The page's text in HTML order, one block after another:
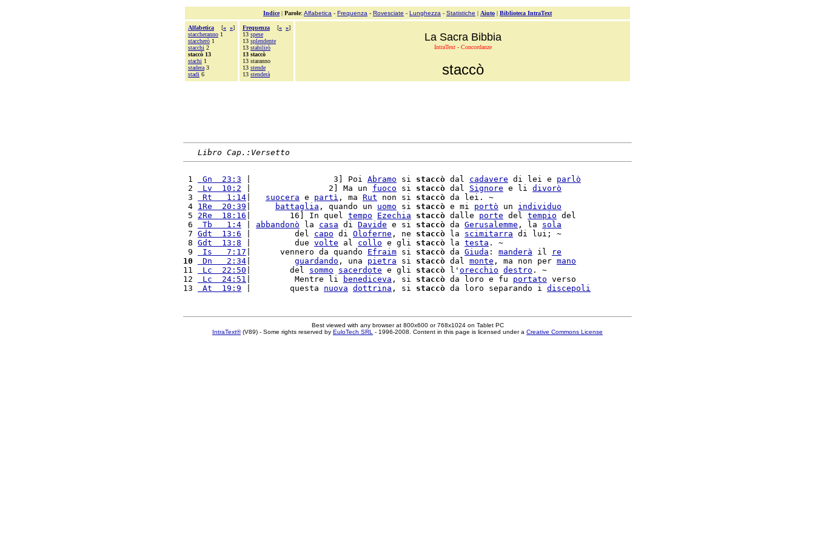
Indice| Parole: Alfabetica - Frequenza - Rovesciate - Lunghezza - Statistiche | Aiuto | Biblioteca IntraText
Alfabetica [« »]
staccheranno 1
staccherò 1
stacchi 2
staccò 13
stachi 1
stadera 3
stadi 6
Frequenza [« »]
13 spese
13 splendente
13 stabilirò
13 staccò
13 staranno
13 stende
13 stenderà
La Sacra Bibbia
IntraText - Concordanze
staccò
Libro Cap.:Versetto
1 Gn  23:3 |                 3] Poi Abramo si staccò dal cadavere di lei e parlò
2
Lv  10:2 |                2] Ma un fuoco si staccò dal Signore e li divorò
3
Rt   1:14 suocera e partì , ma Rut non si staccò da lei. ~
4 1Re  20:39 battaglia , quando un uomo si staccò e mi portò un individuo
5 2Re  18:16 |        16] In quel tempo Ezechia staccò dalle porte del tempio del
6
Tb   1:4 abbandonò la casa di Davide e si staccò da Gerusalemme , la sola
7 Gdt  13:6 |         del capo di Oloferne , ne staccò la scimitarra di lui; ~
8 Gdt  13:8 |         due volte al collo e gli staccò la testa . ~
9
Is   7:17 |      vennero da quando Efraim si staccò da Giuda : manderà il
re
10
Dn   2:34 guardando , una pietra si staccò dal monte , ma non per mano
11
Lc  22:50 |        del sommo sacerdote e gli staccò l' orecchio destro . ~
12
Lc  24:51 |         Mentre li benediceva , si staccò da loro e fu portato verso
13
At  19:9 |        questa nuova dottrina , si staccò da loro separando i discepoli
Best viewed with any browser at 800x600 or 768x1024 on Tablet PC
IntraText®(V89) - Some rights reserved by EuloTech SRL - 1996-2008. Content in this page is licensed under a Creative Commons License